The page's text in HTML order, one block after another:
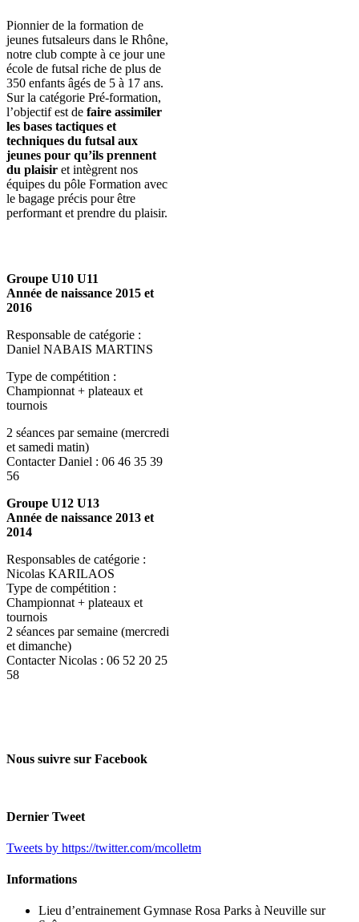
Pionnier de la formation de
jeunes futsaleurs dans le Rhône,
notre club compte à ce jour une
école de futsal riche de plus de
350 enfants âgés de 5 à 17 ans.
Sur la catégorie Pré-formation,
l’objectif est de faire assimiler
les bases tactiques et
techniques du futsal aux
jeunes pour qu’ils prennent
du plaisir et intègrent nos
équipes du pôle Formation avec
le bagage précis pour être
performant et prendre du plaisir.
Groupe U10 U11
Année de naissance 2015 et
2016
Responsable de catégorie :
Daniel NABAIS MARTINS
Type de compétition :
Championnat + plateaux et
tournois
2 séances par semaine (mercredi
et samedi matin)
Contacter Daniel : 06 46 35 39
56
Groupe U12 U13
Année de naissance 2013 et
2014
Responsables de catégorie :
Nicolas KARILAOS
Type de compétition :
Championnat + plateaux et
tournois
2 séances par semaine (mercredi
et dimanche)
Contacter Nicolas : 06 52 20 25
58
Nous suivre sur Facebook
Dernier Tweet
Tweets by https://twitter.com/mcolletm
Informations
Lieu d’entrainement Gymnase Rosa Parks à Neuville sur